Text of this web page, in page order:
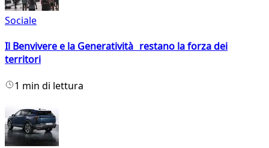
Sociale
Il Benvivere e la Generatività restano la forza dei
territori
1 min di lettura